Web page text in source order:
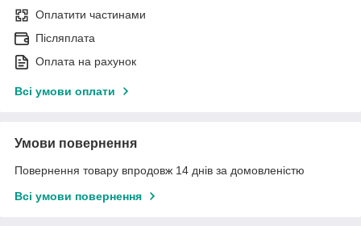
Оплатити частинами
Післяплата
Оплата на рахунок
Всі умови оплати
Умови повернення
Повернення товару впродовж 14 днів за домовленістю
Всі умови повернення